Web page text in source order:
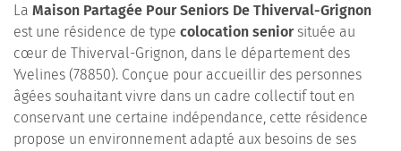
La Maison Partagée Pour Seniors De Thiverval-Grignon
est une résidence de type colocation seniorsituée au
cœur de Thiverval-Grignon, dans le département des
Yvelines (78850). Conçue pour accueillir des personnes
âgées souhaitant vivre dans un cadre collectif tout en
conservant une certaine indépendance, cette résidence
propose un environnement adapté aux besoins de ses